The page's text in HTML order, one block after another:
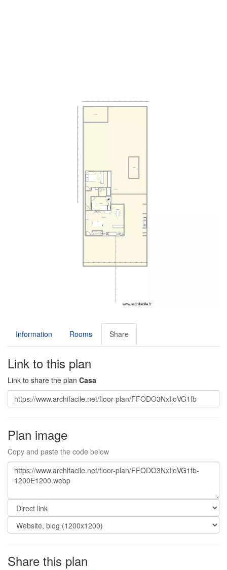
Information Rooms Share
Link to this plan
Link to share the plan Casa
Plan image
Copy and paste the code below
Share this plan